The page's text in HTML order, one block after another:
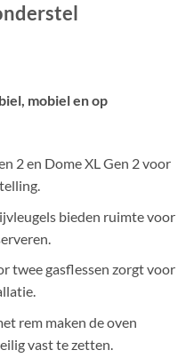
mobiel en op
2 en Dome XL Gen 2 voor
bieden ruimte voor
twee gasflessen zorgt voor
rem maken de oven
vast te zetten.